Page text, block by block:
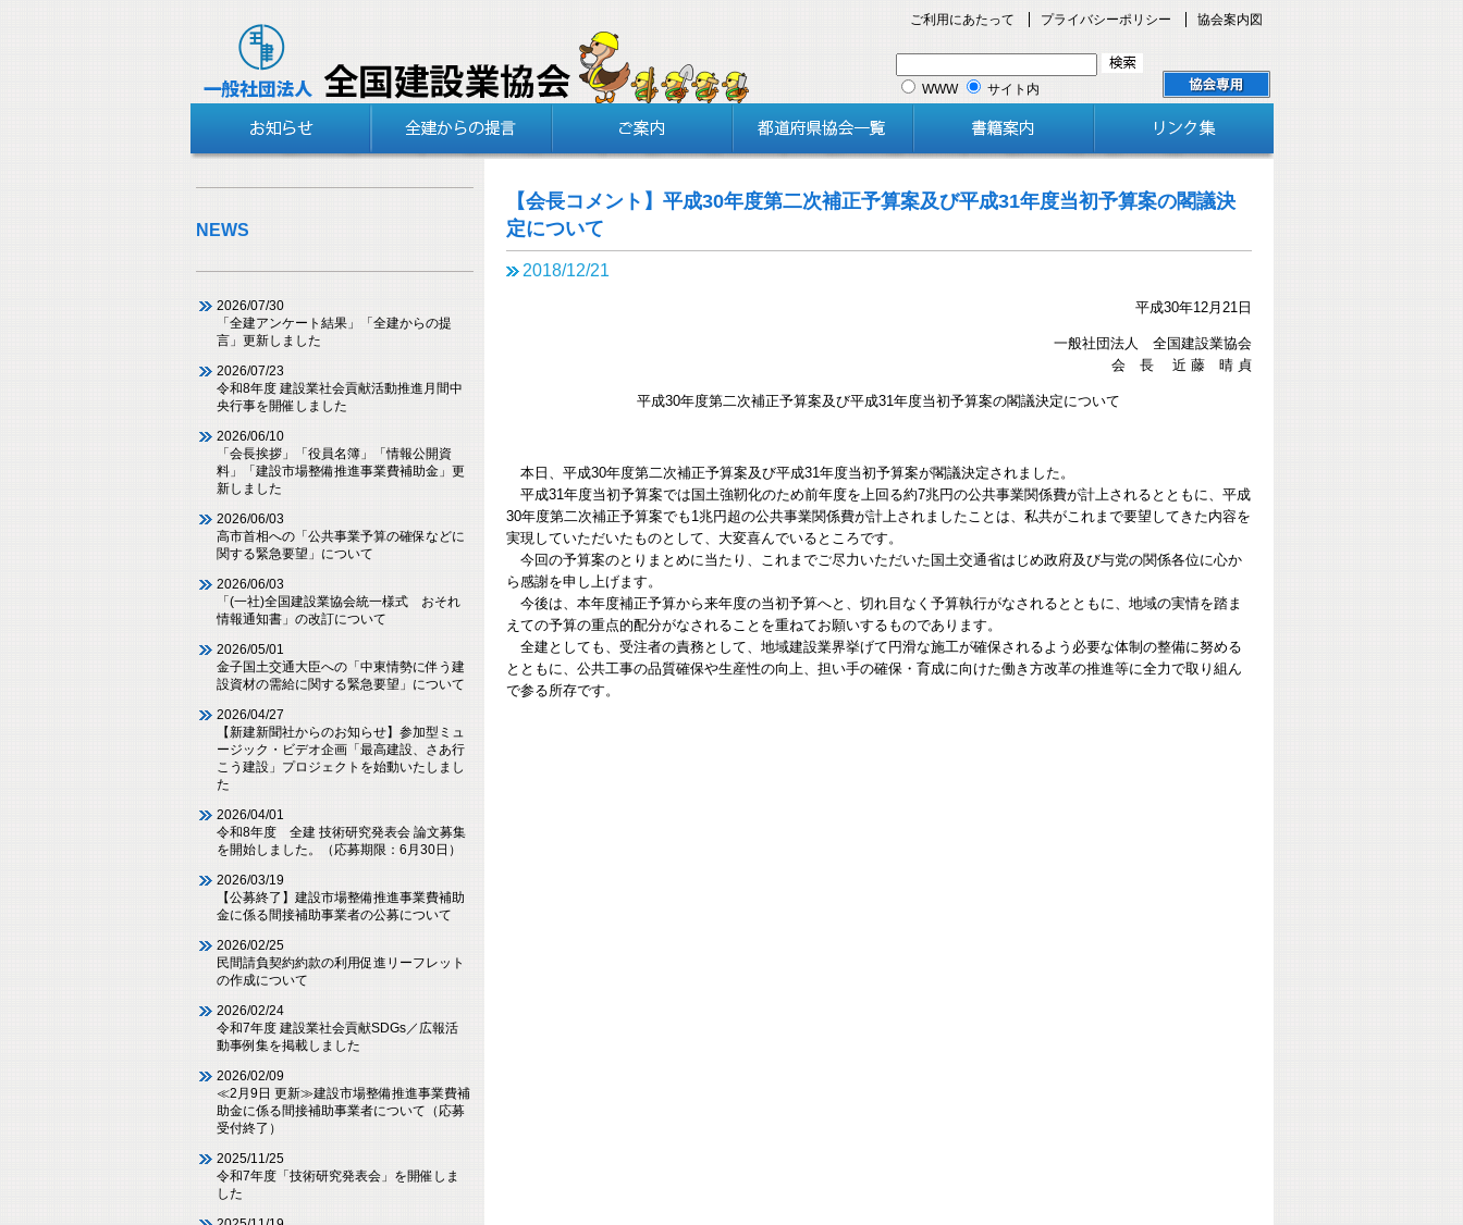
ご利用にあたって プライバシーポリシー 協会案内図
WWW サイト内
【会長コメント】平成30年度第二次補正予算案及び平成31年度当初予算案の閣議決
定について
2018/12/21
平成30年12月21日
一般社団法人 全国建設業協会
会 長 近 藤 晴 貞
平成30年度第二次補正予算案及び平成31年度当初予算案の閣議決定について
本日、平成30年度第二次補正予算案及び平成31年度当初予算案が閣議決定されました。
平成31年度当初予算案では国土強靭化のため前年度を上回る約7兆円の公共事業関係費が計上されるとともに、平成
30年度第二次補正予算案でも1兆円超の公共事業関係費が計上されましたことは、私共がこれまで要望してきた内容を
実現していただいたものとして、大変喜んでいるところです。
今回の予算案のとりまとめに当たり、これまでご尽力いただいた国土交通省はじめ政府及び与党の関係各位に心か
ら感謝を申し上げます。
今後は、本年度補正予算から来年度の当初予算へと、切れ目なく予算執行がなされるとともに、地域の実情を踏ま
えての予算の重点的配分がなされることを重ねてお願いするものであります。
全建としても、受注者の責務として、地域建設業界挙げて円滑な施工が確保されるよう必要な体制の整備に努める
とともに、公共工事の品質確保や生産性の向上、担い手の確保・育成に向けた働き方改革の推進等に全力で取り組ん
で参る所存です。
NEWS
2026/07/30
「全建アンケート結果」「全建からの提
言」更新しました
2026/07/23
令和8年度 建設業社会貢献活動推進月間中
央行事を開催しました
2026/06/10
「会長挨拶」「役員名簿」「情報公開資
料」「建設市場整備推進事業費補助金」更
新しました
2026/06/03
高市首相への「公共事業予算の確保などに
関する緊急要望」について
2026/06/03
「(一社)全国建設業協会統一様式 おそれ
情報通知書」の改訂について
2026/05/01
金子国土交通大臣への「中東情勢に伴う建
設資材の需給に関する緊急要望」について
2026/04/27
【新建新聞社からのお知らせ】参加型ミュ
ージック・ビデオ企画「最高建設、さあ行
こう建設」プロジェクトを始動いたしまし
た
2026/04/01
令和8年度 全建 技術研究発表会 論文募集
を開始しました。（応募期限：6月30日）
2026/03/19
【公募終了】建設市場整備推進事業費補助
金に係る間接補助事業者の公募について
2026/02/25
民間請負契約約款の利用促進リーフレット
の作成について
2026/02/24
令和7年度 建設業社会貢献SDGs／広報活
動事例集を掲載しました
2026/02/09
≪2月9日 更新≫建設市場整備推進事業費補
助金に係る間接補助事業者について（応募
受付終了）
2025/11/25
令和7年度「技術研究発表会」を開催しま
した